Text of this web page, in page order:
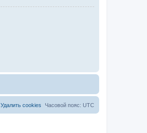
Часовой пояс: UTC
Удалить cookies